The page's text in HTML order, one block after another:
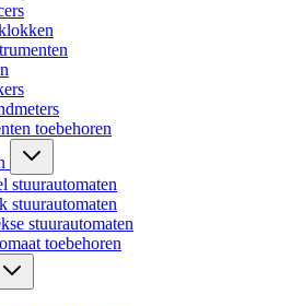
toebehoren
stuurautomaten
stuurautomaten
stuurautomaten
toebehoren